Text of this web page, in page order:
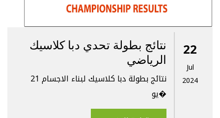
نتائج بطولة تحدي دبا كلاسيك
الرياضي
نتائج بطولة دبا كلاسيك لبناء الاجسام 21
يو�
22
Jul
2024